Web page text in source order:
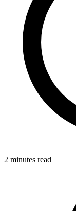
2 minutes read